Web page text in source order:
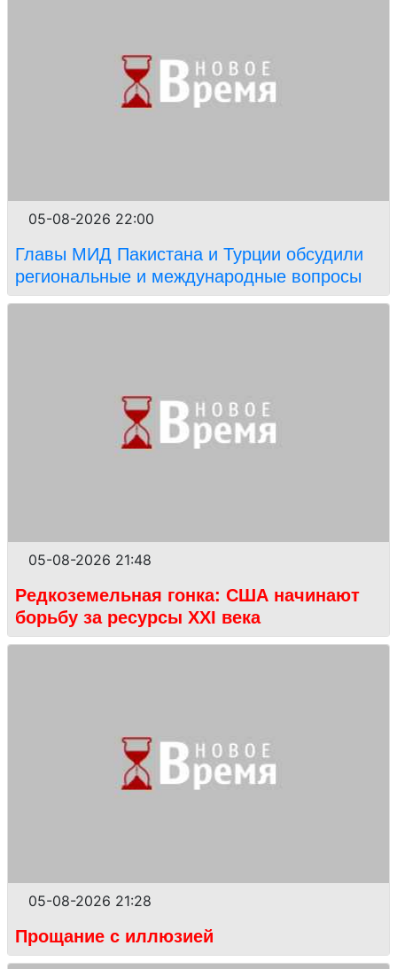
05-08-2026 22:00
Главы МИД Пакистана и Турции обсудили
региональные и международные вопросы
05-08-2026 21:48
Редкоземельная гонка: США начинают
борьбу за ресурсы XXI века
05-08-2026 21:28
Прощание с иллюзией